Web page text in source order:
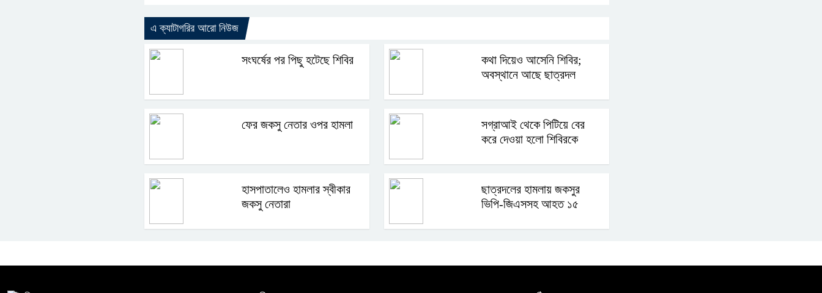
এ ক্যাটাগরির আরো নিউজ
সংঘর্ষের পর পিছু হটেছে শিবির
কথা দিয়েও আসেনি শিবির;
অবস্থানে আছে ছাত্রদল
ফের জকসু নেতার ওপর হামলা
সগ্রাআই থেকে পিটিয়ে বের
করে দেওয়া হলো শিবিরকে
হাসপাতালেও হামলার স্বীকার
জকসু নেতারা
ছাত্রদলের হামলায় জকসুর
ভিপি-জিএসসহ আহত ১৫